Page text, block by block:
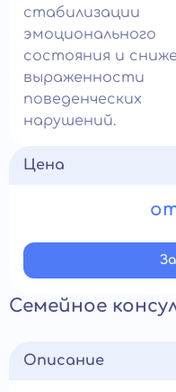
стабилизации
эмоционального
состояния и
выраженности
поведенческих
нарушений.
Цена
Семейное
Описание